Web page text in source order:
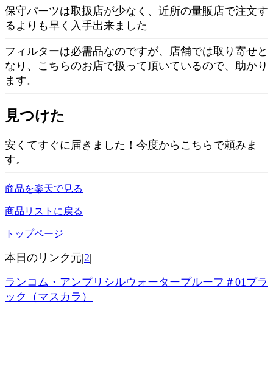
保守パーツは取扱店が少なく、近所の量販店で注文す
るよりも早く入手出来ました
フィルターは必需品なのですが、店舗では取り寄せと
なり、こちらのお店で扱って頂いているので、助かり
ます。
見つけた
安くてすぐに届きました！今度からこちらで頼みま
す。
商品を楽天で見る
商品リストに戻る
トップページ
本日のリンク元|2|
ランコム・アンプリシルウォータープルーフ＃01ブラ
ック（マスカラ）